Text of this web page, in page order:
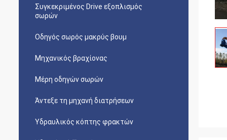
Συγκεκριμένος Drive εξοπλισμός
σωρών
Οδηγός σωρός μακρύς βουμ
Μηχανικός βραχίονας
Μέρη οδηγών σωρών
Άντεξε τη μηχανή διατρήσεων
Υδραυλικός κόπτης φρακτών